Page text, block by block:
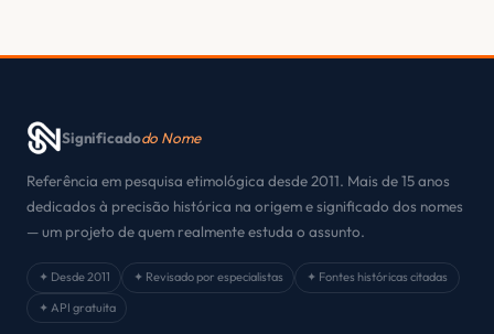
Significadodo Nome
Referência em pesquisa etimológica desde 2011. Mais de 15 anos
dedicados à precisão histórica na origem e significado dos nomes
— um projeto de quem realmente estuda o assunto.
✦ Desde 2011 ✦ Revisado por especialistas
✦ Fontes históricas citadas
✦ API gratuita